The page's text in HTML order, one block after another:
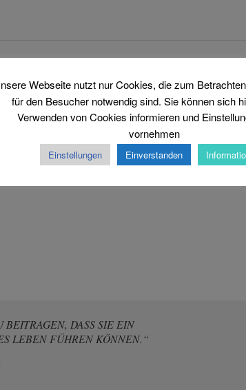
Webseite nutzt nur Cookies, die zum
für den Besucher notwendig sind. Sie können sich
Verwenden von Cookies informieren und
vornehmen
Einstellungen Einverstanden
BEITRAGEN, DASS SIE EIN
LEBEN FÜHREN KÖNNEN.“